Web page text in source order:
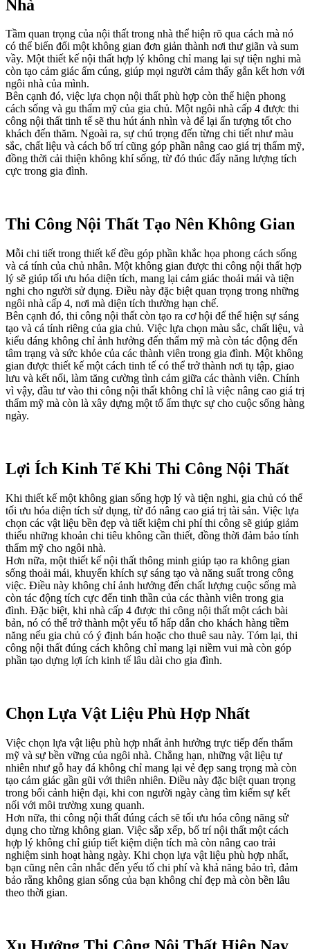
Nhà
Tầm quan trọng của nội thất trong nhà thể hiện rõ qua cách mà nó
có thể biến đổi một không gian đơn giản thành nơi thư giãn và sum
vầy. Một thiết kế nội thất hợp lý không chỉ mang lại sự tiện nghi mà
còn tạo cảm giác ấm cúng, giúp mọi người cảm thấy gắn kết hơn với
ngôi nhà của mình.
Bên cạnh đó, việc lựa chọn nội thất phù hợp còn thể hiện phong
cách sống và gu thẩm mỹ của gia chủ. Một ngôi nhà cấp 4 được thi
công nội thất tinh tế sẽ thu hút ánh nhìn và để lại ấn tượng tốt cho
khách đến thăm. Ngoài ra, sự chú trọng đến từng chi tiết như màu
sắc, chất liệu và cách bố trí cũng góp phần nâng cao giá trị thẩm mỹ,
đồng thời cải thiện không khí sống, từ đó thúc đẩy năng lượng tích
cực trong gia đình.
Thi Công Nội Thất Tạo Nên Không Gian
Mỗi chi tiết trong thiết kế đều góp phần khắc họa phong cách sống
và cá tính của chủ nhân. Một không gian được thi công nội thất hợp
lý sẽ giúp tối ưu hóa diện tích, mang lại cảm giác thoải mái và tiện
nghi cho người sử dụng. Điều này đặc biệt quan trọng trong những
ngôi nhà cấp 4, nơi mà diện tích thường hạn chế.
Bên cạnh đó, thi công nội thất còn tạo ra cơ hội để thể hiện sự sáng
tạo và cá tính riêng của gia chủ. Việc lựa chọn màu sắc, chất liệu, và
kiểu dáng không chỉ ảnh hưởng đến thẩm mỹ mà còn tác động đến
tâm trạng và sức khỏe của các thành viên trong gia đình. Một không
gian được thiết kế một cách tinh tế có thể trở thành nơi tụ tập, giao
lưu và kết nối, làm tăng cường tình cảm giữa các thành viên. Chính
vì vậy, đầu tư vào thi công nội thất không chỉ là việc nâng cao giá trị
thẩm mỹ mà còn là xây dựng một tổ ấm thực sự cho cuộc sống hàng
ngày.
Lợi Ích Kinh Tế Khi Thi Công Nội Thất
Khi thiết kế một không gian sống hợp lý và tiện nghi, gia chủ có thể
tối ưu hóa diện tích sử dụng, từ đó nâng cao giá trị tài sản. Việc lựa
chọn các vật liệu bền đẹp và tiết kiệm chi phí thi công sẽ giúp giảm
thiểu những khoản chi tiêu không cần thiết, đồng thời đảm bảo tính
thẩm mỹ cho ngôi nhà.
Hơn nữa, một thiết kế nội thất thông minh giúp tạo ra không gian
sống thoải mái, khuyến khích sự sáng tạo và năng suất trong công
việc. Điều này không chỉ ảnh hưởng đến chất lượng cuộc sống mà
còn tác động tích cực đến tinh thần của các thành viên trong gia
đình. Đặc biệt, khi nhà cấp 4 được thi công nội thất một cách bài
bản, nó có thể trở thành một yếu tố hấp dẫn cho khách hàng tiềm
năng nếu gia chủ có ý định bán hoặc cho thuê sau này. Tóm lại, thi
công nội thất đúng cách không chỉ mang lại niềm vui mà còn góp
phần tạo dựng lợi ích kinh tế lâu dài cho gia đình.
Chọn Lựa Vật Liệu Phù Hợp Nhất
Việc chọn lựa vật liệu phù hợp nhất ảnh hưởng trực tiếp đến thẩm
mỹ và sự bền vững của ngôi nhà. Chẳng hạn, những vật liệu tự
nhiên như gỗ hay đá không chỉ mang lại vẻ đẹp sang trọng mà còn
tạo cảm giác gần gũi với thiên nhiên. Điều này đặc biệt quan trọng
trong bối cảnh hiện đại, khi con người ngày càng tìm kiếm sự kết
nối với môi trường xung quanh.
Hơn nữa, thi công nội thất đúng cách sẽ tối ưu hóa công năng sử
dụng cho từng không gian. Việc sắp xếp, bố trí nội thất một cách
hợp lý không chỉ giúp tiết kiệm diện tích mà còn nâng cao trải
nghiệm sinh hoạt hàng ngày. Khi chọn lựa vật liệu phù hợp nhất,
bạn cũng nên cân nhắc đến yếu tố chi phí và khả năng bảo trì, đảm
bảo rằng không gian sống của bạn không chỉ đẹp mà còn bền lâu
theo thời gian.
Xu Hướng Thi Công Nội Thất Hiện Nay